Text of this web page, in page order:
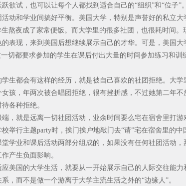
欲试，也可以让每个人都找到适合自己的“组织”和“位子”。
动和学业间搞好平衡。美国大学，特别是声誉好的私立
熬夜成了家常便饭。而大学里的很多社团，也很耗时间
表现，来到美国后想继续展示自己的才华。可是，美国
切都要求参加的学生在课后付出大量的时间参加练习和
生都会有这样的经历，就是被自己喜欢的社团拒绝。大学
孩，年两次被合唱团拒绝，很有挫折感，不过她第二年
各种拒绝。
，就是远离一切社团活动，业余时间要么宅在宿舍里打
举行主题party时，挨门挨户地敲门去“请”宅在宿舍里的中
学业和课后活动两部分组成的，如果没有任何社团活动
产生负面影响。
美国的大学生活，就要从一开始展示自己的人际交往能
，而不是做一个游离于大学主流生活之外的“边缘人”。